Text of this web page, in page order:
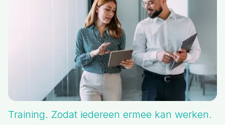
Training. Zodat iedereen ermee kan werken.